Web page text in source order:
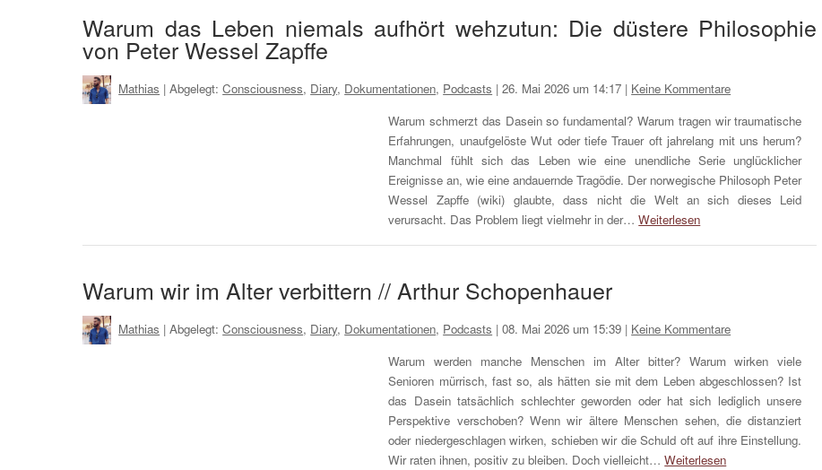
Warum das Leben niemals aufhört wehzutun: Die düstere Philosophie
von Peter Wessel Zapffe
Mathias | Abgelegt:Consciousness, Diary, Dokumentationen, Podcasts |26. Mai 2026 um 14:17 | Keine Kommentare
Warum schmerzt das Dasein so fundamental? Warum tragen wir traumatische
Erfahrungen, unaufgelöste Wut oder tiefe Trauer oft jahrelang mit uns herum?
Manchmal fühlt sich das Leben wie eine unendliche Serie unglücklicher
Ereignisse an, wie eine andauernde Tragödie. Der norwegische Philosoph Peter
Wessel Zapffe (wiki) glaubte, dass nicht die Welt an sich dieses Leid
verursacht. Das Problem liegt vielmehr in der…Weiterlesen
Warum wir im Alter verbittern // Arthur Schopenhauer
Mathias | Abgelegt:Consciousness, Diary, Dokumentationen, Podcasts |08. Mai 2026 um 15:39 | Keine Kommentare
Warum werden manche Menschen im Alter bitter? Warum wirken viele
Senioren mürrisch, fast so, als hätten sie mit dem Leben abgeschlossen? Ist
das Dasein tatsächlich schlechter geworden oder hat sich lediglich unsere
Perspektive verschoben? Wenn wir ältere Menschen sehen, die distanziert
oder niedergeschlagen wirken, schieben wir die Schuld oft auf ihre Einstellung.
Wir raten ihnen, positiv zu bleiben. Doch vielleicht…Weiterlesen